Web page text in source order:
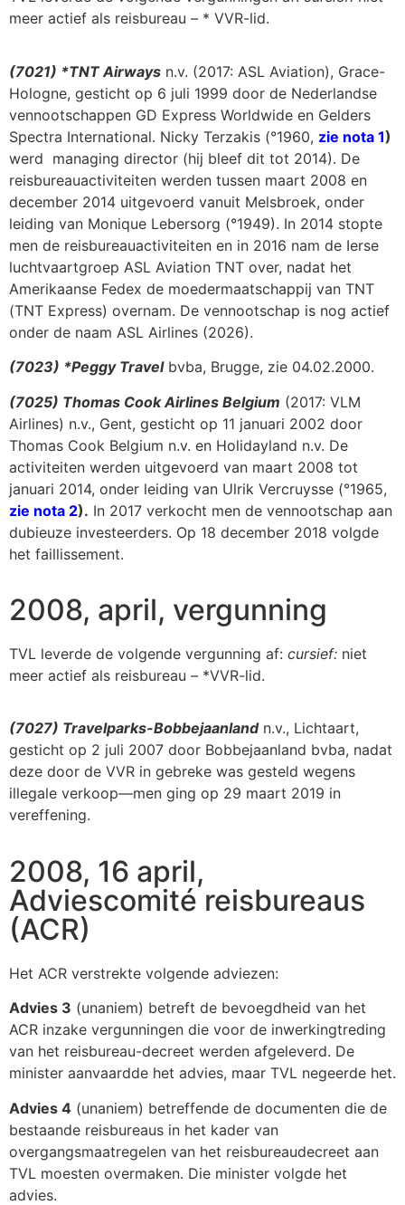
meer actief als reisbureau – * VVR-lid.
(7021) *TNT Airways n.v. (2017: ASL Aviation), Grace-
Hologne, gesticht op 6 juli 1999 door de Nederlandse
vennootschappen GD Express Worldwide en Gelders
Spectra International. Nicky Terzakis (°1960, zie nota 1)
werd managing director (hij bleef dit tot 2014). De
reisbureauactiviteiten werden tussen maart 2008 en
december 2014 uitgevoerd vanuit Melsbroek, onder
leiding van Monique Lebersorg (°1949). In 2014 stopte
men de reisbureauactiviteiten en in 2016 nam de Ierse
luchtvaartgroep ASL Aviation TNT over, nadat het
Amerikaanse Fedex de moedermaatschappij van TNT
(TNT Express) overnam. De vennootschap is nog actief
onder de naam ASL Airlines (2026).
(7023) *Peggy Travelbvba, Brugge, zie 04.02.2000.
(7025) Thomas Cook Airlines Belgium (2017: VLM
Airlines) n.v., Gent, gesticht op 11 januari 2002 door
Thomas Cook Belgium n.v. en Holidayland n.v. De
activiteiten werden uitgevoerd van maart 2008 tot
januari 2014, onder leiding van Ulrik Vercruysse (°1965,
zie nota 2). In 2017 verkocht men de vennootschap aan
dubieuze investeerders. Op 18 december 2018 volgde
het faillissement.
2008, april, vergunning
TVL leverde de volgende vergunning af: cursief: niet
meer actief als reisbureau – *VVR-lid.
(7027) Travelparks-Bobbejaanlandn.v., Lichtaart,
gesticht op 2 juli 2007 door Bobbejaanland bvba, nadat
deze door de VVR in gebreke was gesteld wegens
illegale verkoop—men ging op 29 maart 2019 in
vereffening.
2008, 16 april,
Adviescomité reisbureaus
(ACR)
Het ACR verstrekte volgende adviezen:
Advies 3 (unaniem) betreft de bevoegdheid van het
ACR inzake vergunningen die voor de inwerkingtreding
van het reisbureau-decreet werden afgeleverd. De
minister aanvaardde het advies, maar TVL negeerde het.
Advies 4 (unaniem) betreffende de documenten die de
bestaande reisbureaus in het kader van
overgangsmaatregelen van het reisbureaudecreet aan
TVL moesten overmaken. Die minister volgde het
advies.